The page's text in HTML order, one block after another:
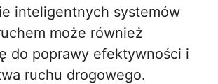
inteligentnych systemów
może również
do poprawy efektywności i
ruchu drogowego.